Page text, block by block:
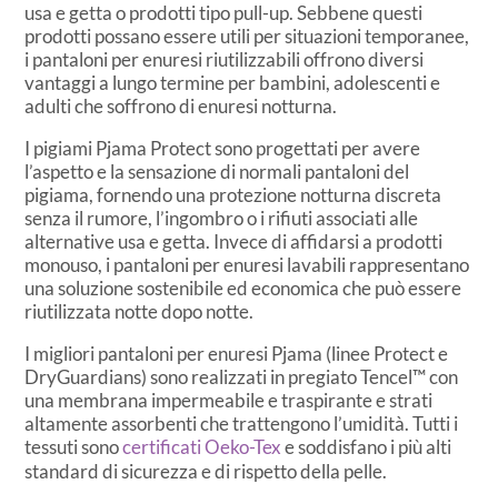
usa e getta o prodotti tipo pull-up. Sebbene questi
prodotti possano essere utili per situazioni temporanee,
i pantaloni per enuresi riutilizzabili offrono diversi
vantaggi a lungo termine per bambini, adolescenti e
adulti che soffrono di enuresi notturna.
I pigiami Pjama Protect sono progettati per avere
l’aspetto e la sensazione di normali pantaloni del
pigiama, fornendo una protezione notturna discreta
senza il rumore, l’ingombro o i rifiuti associati alle
alternative usa e getta. Invece di affidarsi a prodotti
monouso, i pantaloni per enuresi lavabili rappresentano
una soluzione sostenibile ed economica che può essere
riutilizzata notte dopo notte.
I migliori pantaloni per enuresi Pjama (linee Protect e
DryGuardians) sono realizzati in pregiato Tencel™ con
una membrana impermeabile e traspirante e strati
altamente assorbenti che trattengono l’umidità. Tutti i
tessuti sonocertificati Oeko-Texe soddisfano i più alti
standard di sicurezza e di rispetto della pelle.